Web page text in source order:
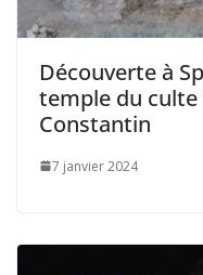
Découverte à
temple du culte
Constantin
7 janvier 2024